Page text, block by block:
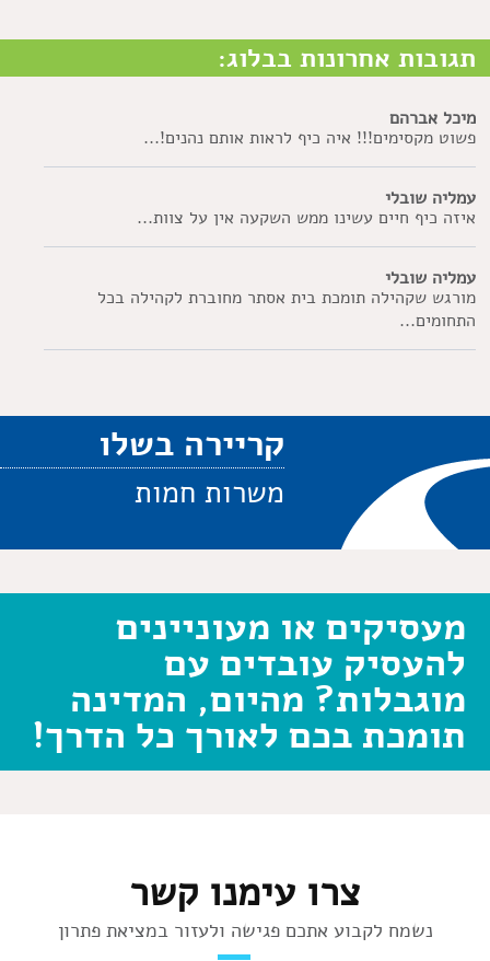
תגובות אחרונות בבלוג:
מיכל אברהם
פשוט מקסימים!!! איה כיף לראות אותם נהנים!...
עמליה שובלי
איזה כיף חיים עשינו ממש השקעה אין על צוות...
עמליה שובלי
מורגש שקהילה תומכת בית אסתר מחוברת לקהילה בכל
התחומים...
קריירה בשלו
משרות חמות
מעסיקים או מעוניינים
להעסיק עובדים עם
מוגבלות? מהיום, המדינה
תומכת בכם לאורך כל הדרך!
צרו עימנו קשר
נשמח לקבוע אתכם פגישה ולעזור במציאת פתרון